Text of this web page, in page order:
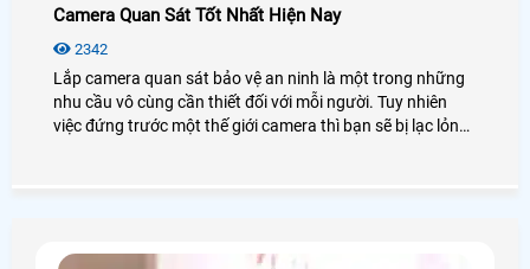
Camera Quan Sát Tốt Nhất Hiện Nay
2342
Lắp camera quan sát bảo vệ an ninh là một trong những
nhu cầu vô cùng cần thiết đối với mỗi người. Tuy nhiên
việc đứng trước một thế giới camera thì bạn sẽ bị lạc lỏng,